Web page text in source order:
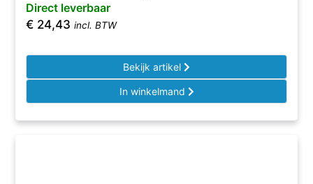
Direct leverbaar
€ 24,43 incl. BTW
Bekijk artikel
In winkelmand